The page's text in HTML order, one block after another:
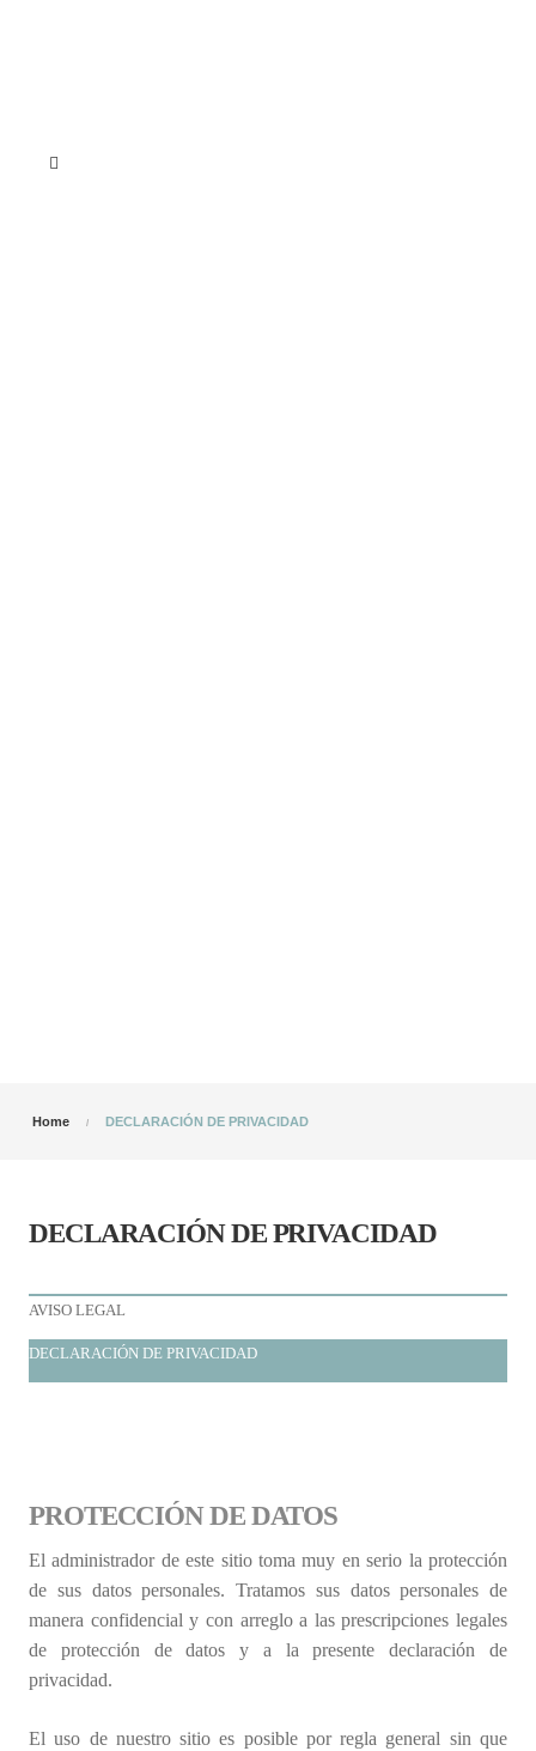
Home DECLARACIÓN DE PRIVACIDAD
DECLARACIÓN DE PRIVACIDAD
AVISO LEGAL
DECLARACIÓN DE PRIVACIDAD
PROTECCIÓN DE DATOS
El administrador de este sitio toma muy en serio la protección
de sus datos personales. Tratamos sus datos personales de
manera confidencial y con arreglo a las prescripciones legales
de protección de datos y a la presente declaración de
privacidad.
El uso de nuestro sitio es posible por regla general sin que